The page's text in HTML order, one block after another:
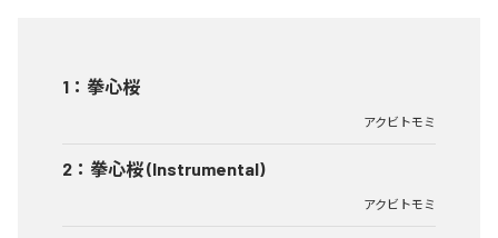
1 ： 拳心桜
アクビトモミ
2 ： 拳心桜 (Instrumental)
アクビトモミ